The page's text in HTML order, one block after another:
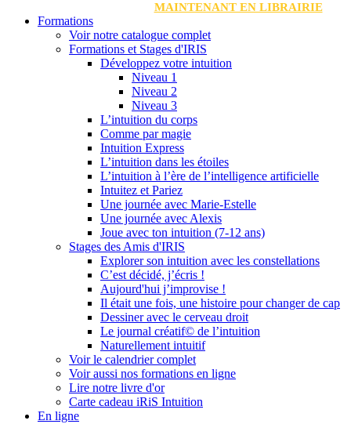
MAINTENANT EN LIBRAIRIE
Formations
Voir notre catalogue complet
Formations et Stages d'IRIS
Développez votre intuition
Niveau 1
Niveau 2
Niveau 3
L’intuition du corps
Comme par magie
Intuition Express
L’intuition dans les étoiles
L’intuition à l’ère de l’intelligence artificielle
Intuitez et Pariez
Une journée avec Marie-Estelle
Une journée avec Alexis
Joue avec ton intuition (7-12 ans)
Stages des Amis d'IRIS
Explorer son intuition avec les constellations
C’est décidé, j’écris !
Aujourd'hui j’improvise !
Il était une fois, une histoire pour changer de cap
Dessiner avec le cerveau droit
Le journal créatif© de l’intuition
Naturellement intuitif
Voir le calendrier complet
Voir aussi nos formations en ligne
Lire notre livre d'or
Carte cadeau iRiS Intuition
En ligne